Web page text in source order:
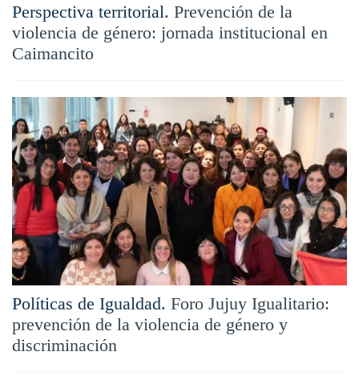
Perspectiva territorial. Prevención de la
violencia de género: jornada institucional en
Caimancito
Políticas de Igualdad. Foro Jujuy Igualitario:
prevención de la violencia de género y
discriminación